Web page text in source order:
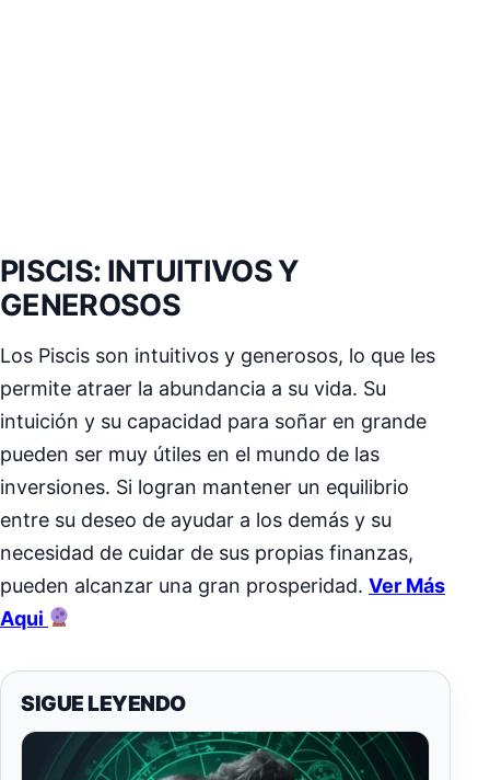
PISCIS: INTUITIVOS Y
GENEROSOS
Los Piscis son intuitivos y generosos, lo que les
permite atraer la abundancia a su vida. Su
intuición y su capacidad para soñar en grande
pueden ser muy útiles en el mundo de las
inversiones. Si logran mantener un equilibrio
entre su deseo de ayudar a los demás y su
necesidad de cuidar de sus propias finanzas,
pueden alcanzar una gran prosperidad. Ver Más
Aqui
SIGUE LEYENDO